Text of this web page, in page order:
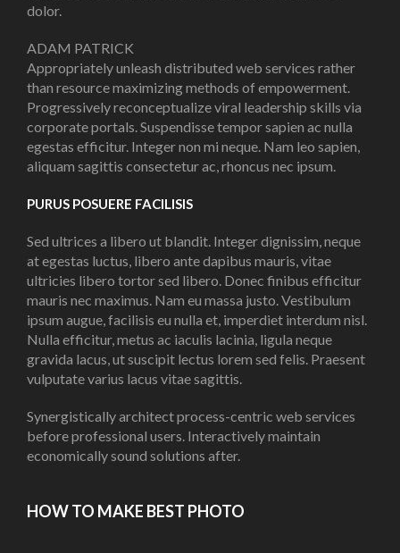
dolor.
ADAM PATRICK
Appropriately unleash distributed web services rather
than resource maximizing methods of empowerment.
Progressively reconceptualize viral leadership skills via
corporate portals. Suspendisse tempor sapien ac nulla
egestas efficitur. Integer non mi neque. Nam leo sapien,
aliquam sagittis consectetur ac, rhoncus nec ipsum.
PURUS POSUERE FACILISIS
Sed ultrices a libero ut blandit. Integer dignissim, neque
at egestas luctus, libero ante dapibus mauris, vitae
ultricies libero tortor sed libero. Donec finibus efficitur
mauris nec maximus. Nam eu massa justo. Vestibulum
ipsum augue, facilisis eu nulla et, imperdiet interdum nisl.
Nulla efficitur, metus ac iaculis lacinia, ligula neque
gravida lacus, ut suscipit lectus lorem sed felis. Praesent
vulputate varius lacus vitae sagittis.
Synergistically architect process-centric web services
before professional users. Interactively maintain
economically sound solutions after.
HOW TO MAKE BEST PHOTO